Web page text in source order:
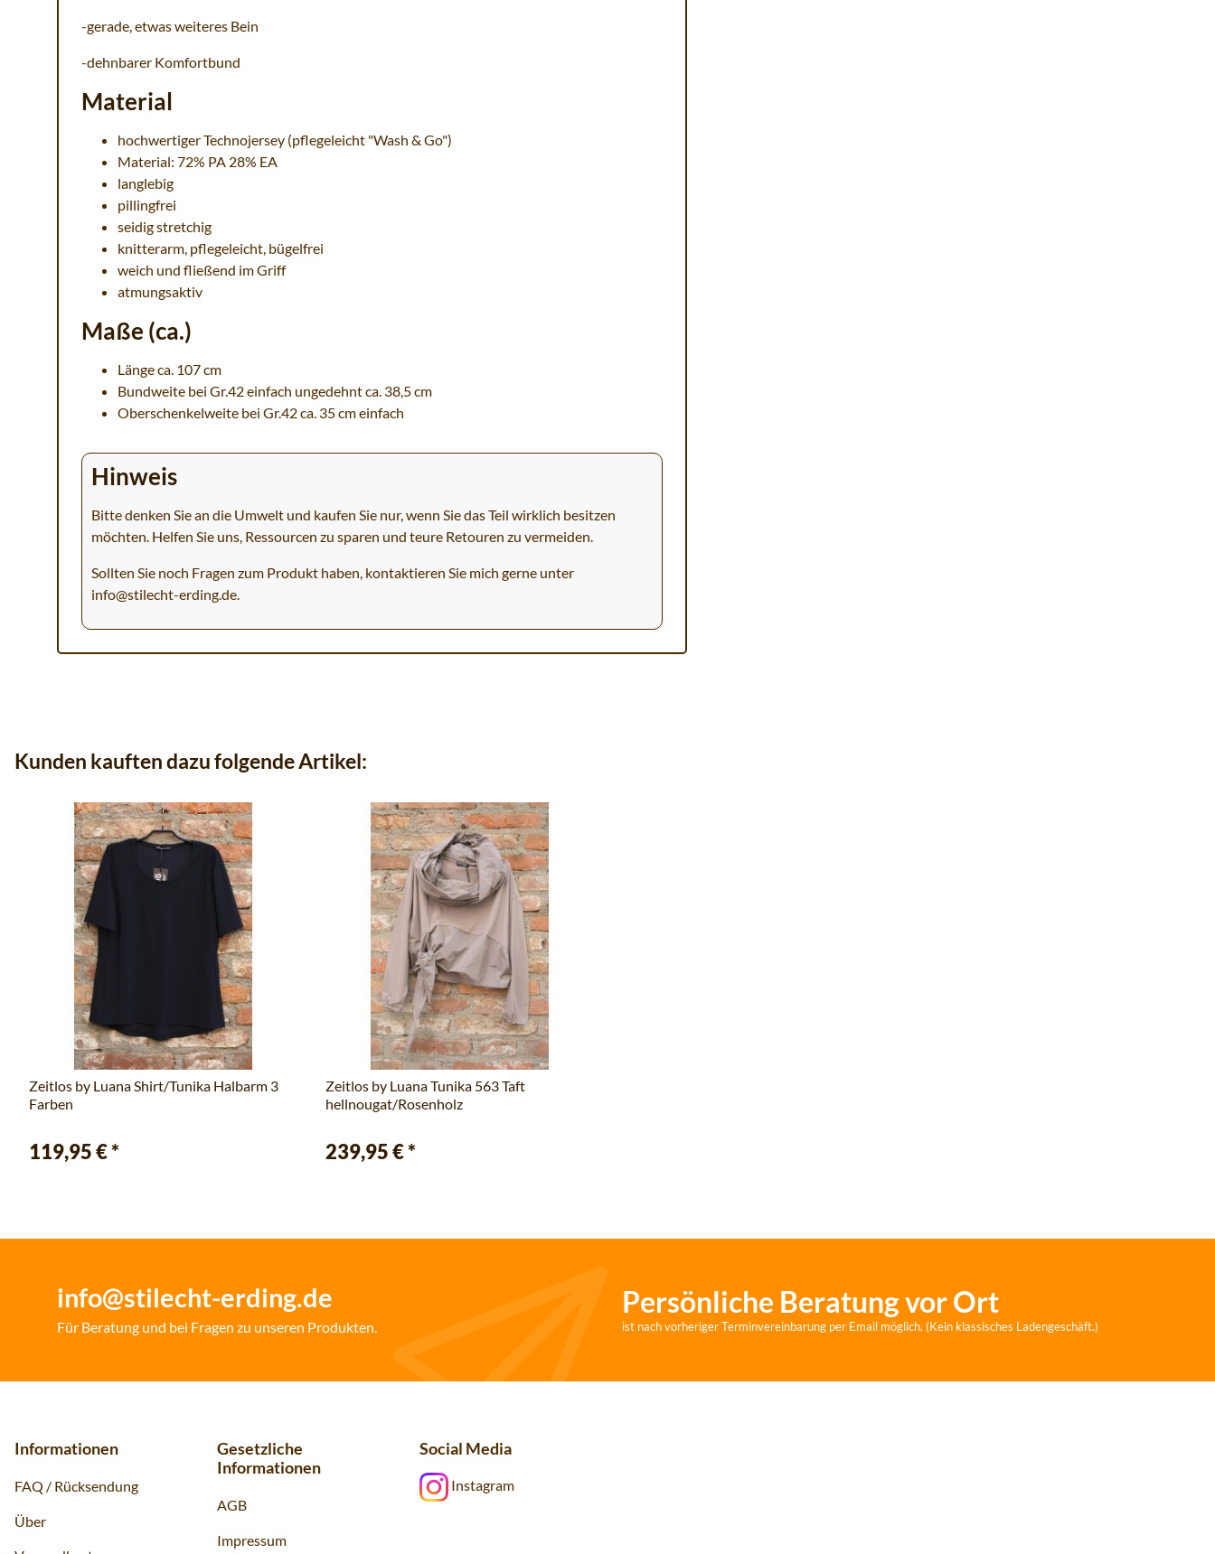
-gerade, etwas weiteres Bein
-dehnbarer Komfortbund
Material
hochwertiger Technojersey (pflegeleicht "Wash & Go")
Material: 72% PA 28% EA
langlebig
pillingfrei
seidig stretchig
knitterarm, pflegeleicht, bügelfrei
weich und fließend im Griff
atmungsaktiv
Maße (ca.)
Länge ca. 107 cm
Bundweite bei Gr.42 einfach ungedehnt ca. 38,5 cm
Oberschenkelweite bei Gr.42 ca. 35 cm einfach
Hinweis
Bitte denken Sie an die Umwelt und kaufen Sie nur, wenn Sie das Teil wirklich besitzen
möchten. Helfen Sie uns, Ressourcen zu sparen und teure Retouren zu vermeiden.
Sollten Sie noch Fragen zum Produkt haben, kontaktieren Sie mich gerne unter
info@stilecht-erding.de.
Kunden kauften dazu folgende Artikel:
Zeitlos by Luana Shirt/Tunika Halbarm 3
Farben
119,95 €*
Zeitlos by Luana Tunika 563 Taft
hellnougat/Rosenholz
239,95 €*
info@stilecht-erding.de
Für Beratung und bei Fragen zu unseren Produkten.
Persönliche Beratung vor Ort
ist nach vorheriger Terminvereinbarung per Email möglich. (Kein klassisches Ladengeschäft.)
Informationen
FAQ / Rücksendung
Über
Gesetzliche
Informationen
AGB
Impressum
Social Media
Instagram